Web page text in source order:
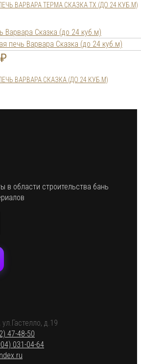
составляла
100
300 ₽.
90
300 ₽.
ВАРВАРА ТЕРМА СКАЗКА ТХ (ДО 24 КУБ.М)
₽
ВАРВАРА СКАЗКА (ДО 24 КУБ.М)
в области строительства бань
д.19
47-48-50
031-04-64Откроется